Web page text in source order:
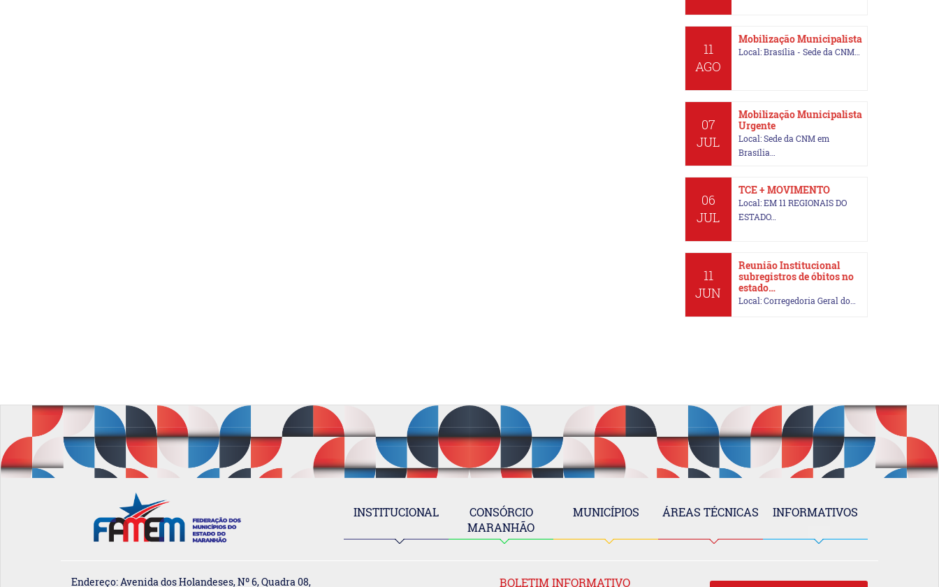
11
AGO
Mobilização Municipalista
Local: Brasília - Sede da CNM…
07
JUL
Mobilização Municipalista
Urgente
Local: Sede da CNM em
Brasília…
06
JUL
TCE + MOVIMENTO
Local: EM 11 REGIONAIS DO
ESTADO…
11
JUN
Reunião Institucional
subregistros de óbitos no
estado…
Local: Corregedoria Geral do…
INSTITUCIONAL
CONSÓRCIO
MARANHÃO
MUNICÍPIOS ÁREAS TÉCNICAS INFORMATIVOS
Endereço: Avenida dos Holandeses, Nº 6, Quadra 08, BOLETIM INFORMATIVO